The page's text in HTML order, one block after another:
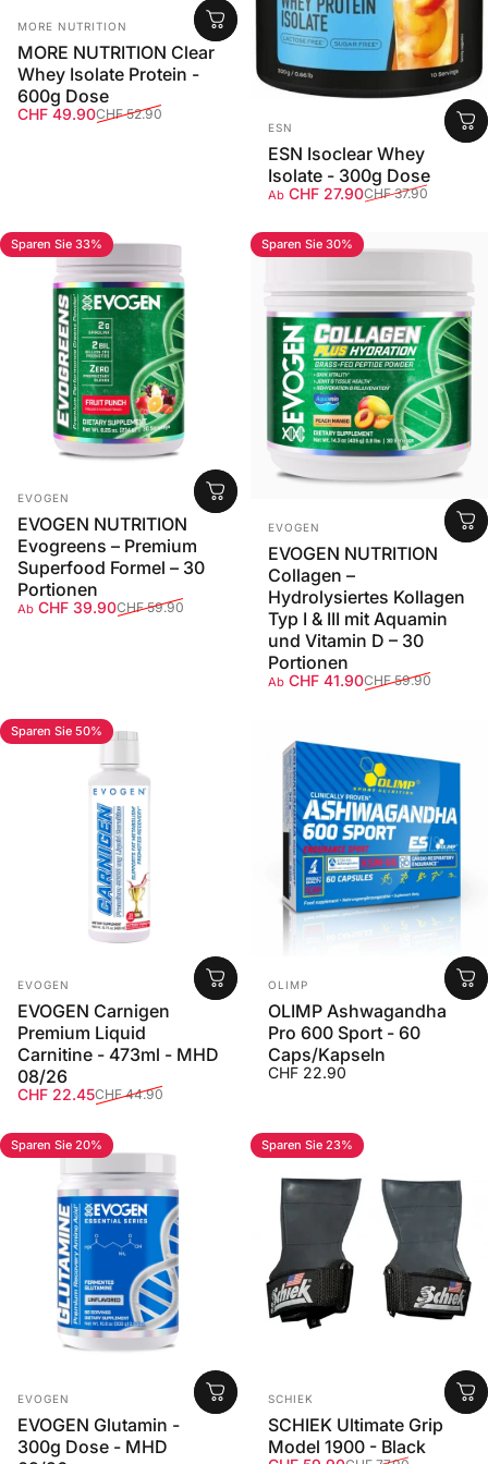
Anbieter:
MORE NUTRITION
MORE NUTRITION Clear
Whey Isolate Protein -
600g Dose
Verkaufspreis
CHF 49.90
Normaler Preis
CHF 52.90 Anbieter:
ESN
ESN Isoclear Whey
Isolate - 300g Dose
Verkaufspreis
Ab CHF 27.90
Normaler PreisCHF 37.90
Sparen Sie 33%
Anbieter:
EVOGEN
EVOGEN NUTRITION
Evogreens – Premium
Superfood Formel – 30
Portionen
Verkaufspreis
Ab CHF 39.90
Normaler PreisCHF 59.90
Sparen Sie 30%
Anbieter:
EVOGEN
EVOGEN NUTRITION
Collagen –
Hydrolysiertes Kollagen
Typ I & III mit Aquamin
und Vitamin D – 30
Portionen
Verkaufspreis
Ab CHF 41.90
Normaler PreisCHF 59.90
Sparen Sie 50%
Anbieter:
EVOGEN
EVOGEN Carnigen
Premium Liquid
Carnitine - 473ml - MHD
08/26
Verkaufspreis
CHF 22.45
Normaler Preis
CHF 44.90
Anbieter:
OLIMP
OLIMP Ashwagandha
Pro 600 Sport - 60
Caps/Kapseln
CHF 22.90
Sparen Sie 20%
Anbieter:
EVOGEN
EVOGEN Glutamin -
300g Dose - MHD
Sparen Sie 23%
Anbieter:
SCHIEK
SCHIEK Ultimate Grip
Model 1900 - Black